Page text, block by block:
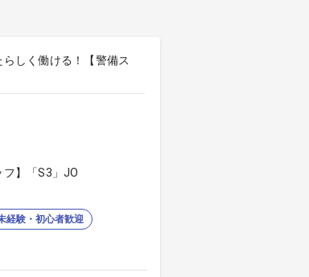
しく働ける！【警備ス
】「S3」JO
経験・初心者歓迎